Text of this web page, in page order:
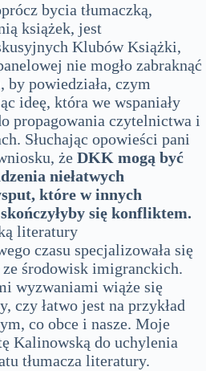
bycia tłumaczką,
książek, jest
Klubów Książki,
nie mogło zabraknąć
by powiedziała, czym
ideę, która we wspaniały
propagowania czytelnictwa i
Słuchając opowieści pani
że DKK mogą być
niełatwych
które w innych
się konfliktem.
literatury
czasu specjalizowała się
środowisk imigranckich.
wyzwaniami wiąże się
czy łatwo jest na przykład
co obce i nasze. Moje
Kalinowską do uchylenia
tłumacza literatury.